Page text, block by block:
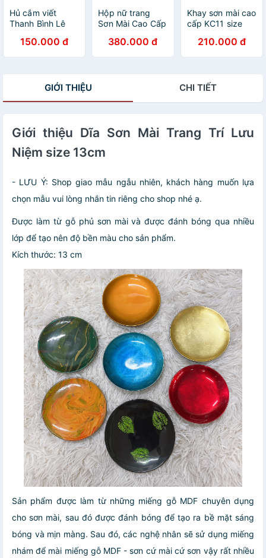
Hủ cắm viết
Thanh Bình Lê
xuất khẩu nhiều
mẫu mã
150.000 đ
Hộp nữ trang
Sơn Mài Cao Cấp
size 14x24x6 cm
đựng đồ trang
380.000 đ
Khay sơn mài cao
cấp KC11 size
đẹp mắt, sang
trọng, quà tặng ý
210.000 đ
GIỚI THIỆU CHI TIẾT
Giới thiệu Dĩa Sơn Mài Trang Trí Lưu
Niệm size 13cm
- LƯU Ý: Shop giao mẫu ngẫu nhiên, khách hàng muốn lựa
chọn mẫu vui lòng nhắn tin riêng cho shop nhé ạ.
Được làm từ gỗ phủ sơn mài và được đánh bóng qua nhiều
lớp để tạo nên độ bền màu cho sản phẩm.
Kích thước: 13 cm
Sản phẩm được làm từ những miếng gỗ MDF chuyên dụng
cho sơn mài, sau đó được đánh bóng để tạo ra bề mặt sáng
bóng và mịn màng. Sau đó, các nghệ nhân sẽ sử dụng miếng
nhám để mài miếng gỗ MDF - sơn cứ mài cứ sơn vậy rất nhiều